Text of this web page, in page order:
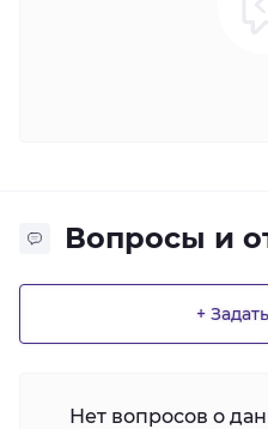
Вопросы и
+
Нет вопросов о